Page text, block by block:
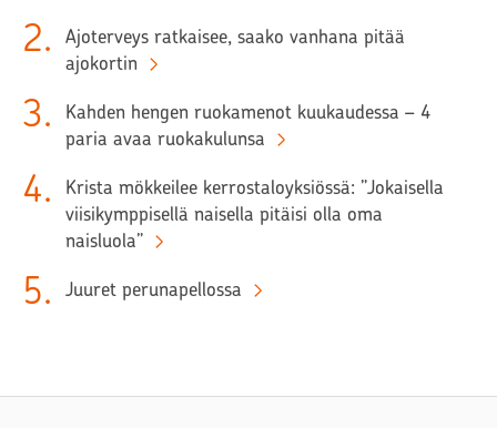
2.
Ajoterveys ratkaisee, saako vanhana pitää
ajokortin
3.
Kahden hengen ruokamenot kuukaudessa – 4
paria avaa ruokakulunsa
4.
Krista mökkeilee kerrostaloyksiössä: ”Jokaisella
viisikymppisellä naisella pitäisi olla oma
naisluola”
5. Juuret perunapellossa